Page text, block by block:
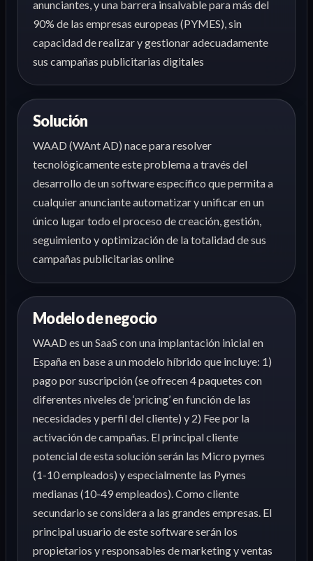
anunciantes, y una barrera insalvable para más del
90% de las empresas europeas (PYMES), sin
capacidad de realizar y gestionar adecuadamente
sus campañas publicitarias digitales
Solución
WAAD (WAnt AD) nace para resolver
tecnológicamente este problema a través del
desarrollo de un software específico que permita a
cualquier anunciante automatizar y unificar en un
único lugar todo el proceso de creación, gestión,
seguimiento y optimización de la totalidad de sus
campañas publicitarias online
Modelo de negocio
WAAD es un SaaS con una implantación inicial en
España en base a un modelo híbrido que incluye: 1)
pago por suscripción (se ofrecen 4 paquetes con
diferentes niveles de ‘pricing’ en función de las
necesidades y perfil del cliente) y 2) Fee por la
activación de campañas. El principal cliente
potencial de esta solución serán las Micro pymes
(1-10 empleados) y especialmente las Pymes
medianas (10-49 empleados). Como cliente
secundario se considera a las grandes empresas. El
principal usuario de este software serán los
propietarios y responsables de marketing y ventas